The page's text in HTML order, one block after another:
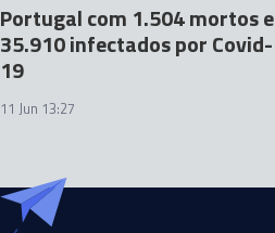
Portugal com 1.504 mortos e
35.910 infectados por Covid-
19
11 Jun 13:27